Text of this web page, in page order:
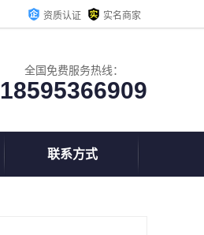
资质认证 实名商家
全国免费服务热线：
18595366909
联系方式